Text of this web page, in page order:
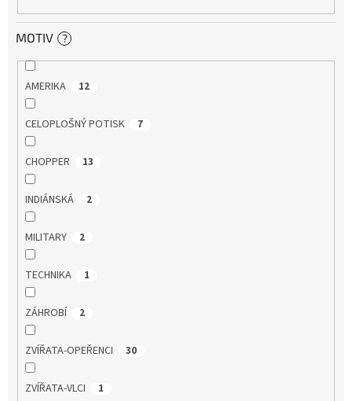
MOTIV ?
AMERIKA 12
CELOPLOŠNÝ POTISK 7
CHOPPER 13
INDIÁNSKÁ 2
MILITARY 2
TECHNIKA 1
ZÁHROBÍ 2
ZVÍŘATA-OPEŘENCI 30
ZVÍŘATA-VLCI 1